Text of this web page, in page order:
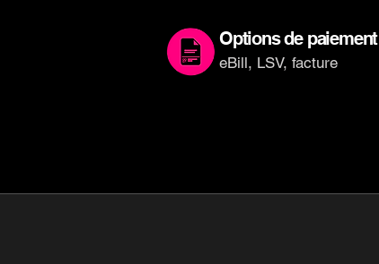
Options de paiement
eBill, LSV, facture